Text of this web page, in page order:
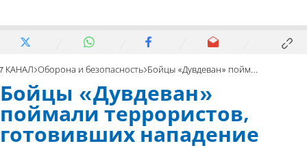
7 КАНАЛ Оборона и безопасность Бойцы «Дувдеван» поймали террористов, готовивших нападение
Бойцы «Дувдеван»
поймали террористов,
готовивших нападение